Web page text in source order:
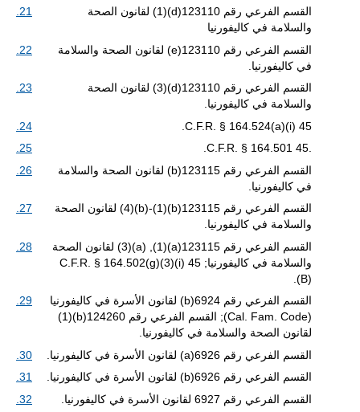
21.
القسم الفرعي رقم 123110(d)(1) لقانون الصحة
والسلامة في كاليفورنيا
22.
القسم الفرعي رقم 123110(e) لقانون الصحة والسلامة
في كاليفورنيا.
23.
القسم الفرعي رقم 123110(d)(3) لقانون الصحة
والسلامة في كاليفورنيا.
24.
45 C.F.R. § 164.524(a)(i).
25.
.45 C.F.R. § 164.501.
26.
القسم الفرعي رقم 123115(b) لقانون الصحة والسلامة
في كاليفورنيا.
27.
القسم الفرعي رقم 123115(b)(1)-(b)(4) لقانون الصحة
والسلامة في كاليفورنيا.
28.
القسم الفرعي رقم 123115(a)(1), (a)(3) لقانون الصحة
والسلامة في كاليفورنيا; 45 C.F.R. § 164.502(g)(3)(i)
(B).
29.
القسم الفرعي رقم 6924(b) لقانون الأسرة في كاليفورنيا
(Cal. Fam. Code); القسم الفرعي رقم 124260(b)(1)
لقانون الصحة والسلامة في كاليفورنيا.
30.
القسم الفرعي رقم 6926(a) لقانون الأسرة في كاليفورنيا.
31.
القسم الفرعي رقم 6926(b) لقانون الأسرة في كاليفورنيا.
32.
القسم الفرعي رقم 6927 لقانون الأسرة في كاليفورنيا.